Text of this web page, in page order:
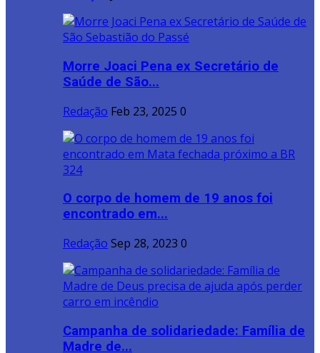
Morre Joaci Pena ex Secretário de
Saúde de São...
Redação Feb 23, 2025 0
O corpo de homem de 19 anos foi
encontrado em...
Redação Sep 28, 2023 0
Campanha de solidariedade: Família de
Madre de...